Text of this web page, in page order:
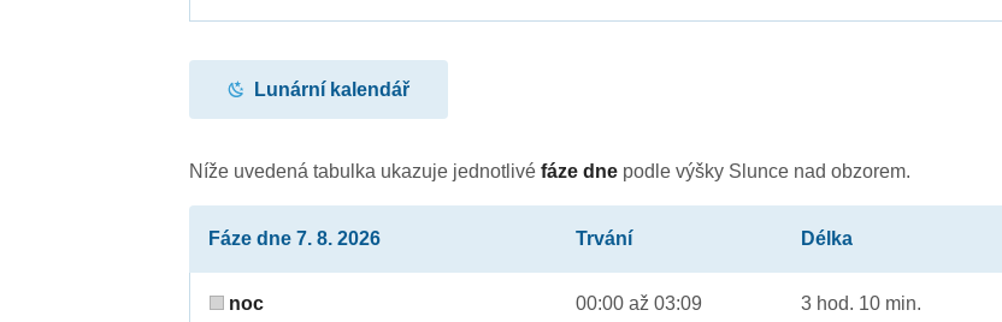
Lunární kalendář
Níže uvedená tabulka ukazuje jednotlivéfáze dne podle výšky Slunce nad obzorem.
Fáze dne 7. 8. 2026 Trvání Délka
noc 00:00 až 03:09 3 hod. 10 min.